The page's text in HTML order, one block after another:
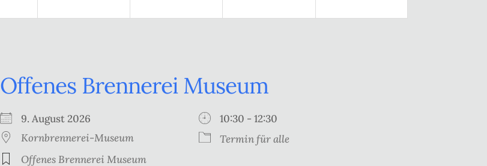
Offenes Brennerei Museum
9. August 2026
10:30 - 12:30
Kornbrennerei-Museum
Termin für alle
Offenes Brennerei Museum